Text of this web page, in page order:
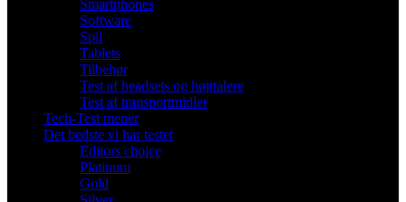
Smartphones
Software
Spil
Tablets
Tilbehør
Test af headsets og højttalere
Test af transportmidler
Tech-Test mener
Det bedste vi har testet
Editors choice
Platinum
Gold